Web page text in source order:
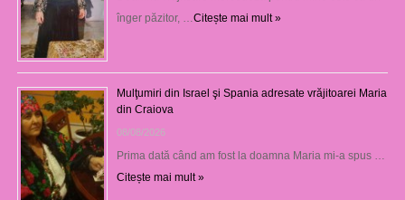
înger păzitor, … Citește mai mult »
Mulţumiri din Israel şi Spania adresate vrăjitoarei Maria
din Craiova
08/08/2026
Prima dată când am fost la doamna Maria mi-a spus …
Citește mai mult »